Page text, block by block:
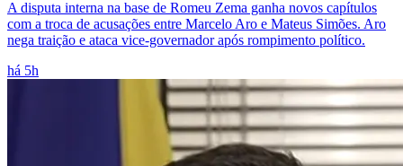
A disputa interna na base de Romeu Zema ganha novos capítulos
com a troca de acusações entre Marcelo Aro e Mateus Simões. Aro
nega traição e ataca vice-governador após rompimento político.
há 5h